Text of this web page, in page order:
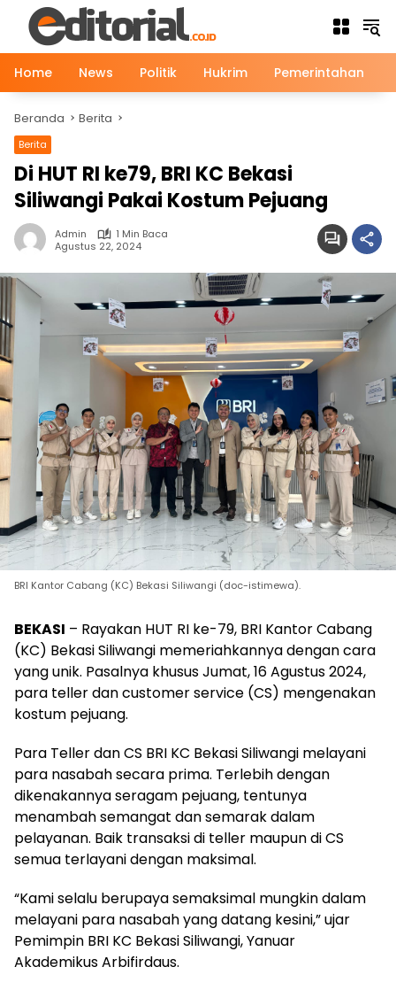
Langsung
konten
Home
News Politik Hukrim Pemerintahan
Beranda Berita
Berita
Di HUT RI ke79, BRI KC Bekasi
Siliwangi Pakai Kostum Pejuang
Admin
1 Min Baca
Agustus 22, 2024
BRI Kantor Cabang (KC) Bekasi Siliwangi (doc-istimewa).
BEKASI – Rayakan HUT RI ke-79, BRI Kantor Cabang
(KC) Bekasi Siliwangi memeriahkannya dengan cara
yang unik. Pasalnya khusus Jumat, 16 Agustus 2024,
para teller dan customer service (CS) mengenakan
kostum pejuang.
Para Teller dan CS BRI KC Bekasi Siliwangi melayani
para nasabah secara prima. Terlebih dengan
dikenakannya seragam pejuang, tentunya
menambah semangat dan semarak dalam
pelayanan. Baik transaksi di teller maupun di CS
semua terlayani dengan maksimal.
“Kami selalu berupaya semaksimal mungkin dalam
melayani para nasabah yang datang kesini,” ujar
Pemimpin BRI KC Bekasi Siliwangi, Yanuar
Akademikus Arbifirdaus.